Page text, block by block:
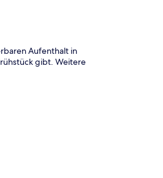
Aufenthalt in
gibt. Weitere